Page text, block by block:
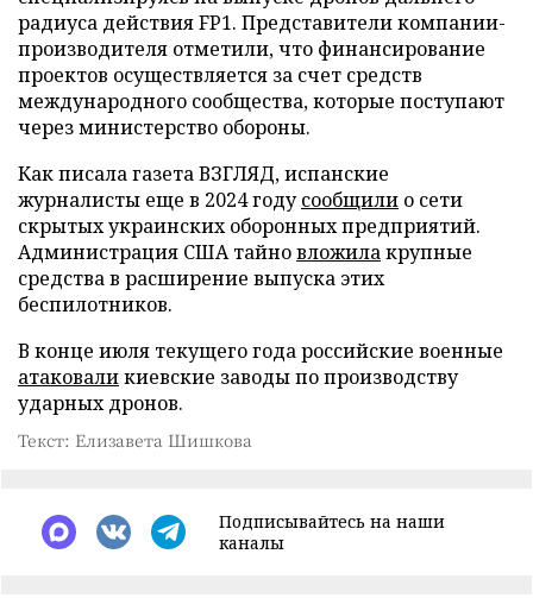
радиуса действия FP1. Представители компании-
производителя отметили, что финансирование
проектов осуществляется за счет средств
международного сообщества, которые поступают
через министерство обороны.
Как писала газета ВЗГЛЯД, испанские
журналисты еще в 2024 годусообщили о сети
скрытых украинских оборонных предприятий.
Администрация США тайновложилакрупные
средства в расширение выпуска этих
беспилотников.
В конце июля текущего года российские военные
атаковаликиевские заводы по производству
ударных дронов.
Текст: Елизавета Шишкова
Подписывайтесь на наши
каналы